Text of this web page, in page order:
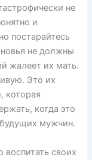
не
и
постарайтесь
не должны
жалеет их мать.
Это их
которая
когда это
мужчин.
воспитать своих